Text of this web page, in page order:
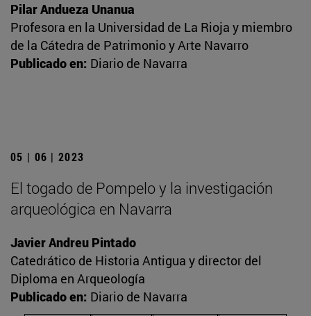
Pilar Andueza Unanua
Profesora en la Universidad de La Rioja y miembro
de la Cátedra de Patrimonio y Arte Navarro
Publicado en: Diario de Navarra
05 | 06 | 2023
El togado de Pompelo y la investigación
arqueológica en Navarra
Javier Andreu Pintado
Catedrático de Historia Antigua y director del
Diploma en Arqueología
Publicado en: Diario de Navarra